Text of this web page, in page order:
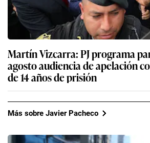
Martín Vizcarra: PJ programa
agosto audiencia de apelación
de 14 años de prisión
Más sobre Javier Pacheco